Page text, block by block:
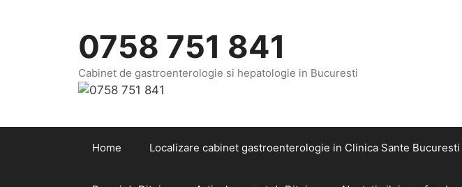
0758 751 841
Cabinet de gastroenterologie si hepatologie in Bucuresti
Home Localizare cabinet gastroenterologie in Clinica Sante Bucuresti